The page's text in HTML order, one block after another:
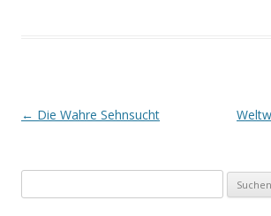
Beitrags-
← Die Wahre Sehnsucht
nach: